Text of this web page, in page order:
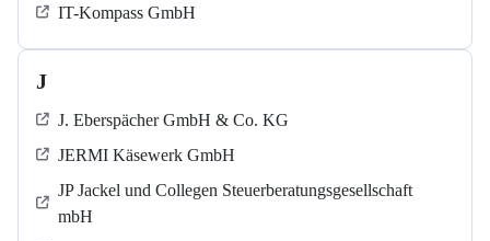
IT-Kompass GmbH
J
J. Eberspächer GmbH & Co. KG
JERMI Käsewerk GmbH
JP Jackel und Collegen Steuerberatungsgesellschaft
mbH